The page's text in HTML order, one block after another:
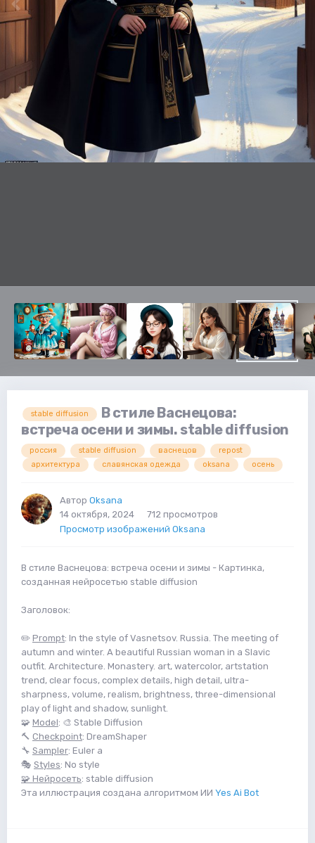
stable diffusion
В стиле Васнецова:
встреча осени и зимы. stable diffusion
россия stable diffusion васнецов
repost
архитектура
славянская одежда oksana осень
Автор Oksana
14 октября, 2024
712 просмотров
Просмотр изображений Oksana
В стиле Васнецова: встреча осени и зимы - Картинка,
созданная нейросетью stable diffusion
Заголовок:
✏️ Prompt: In the style of Vasnetsov. Russia. The meeting of
autumn and winter. A beautiful Russian woman in a Slavic
outfit. Architecture. Monastery. art, watercolor, artstation
trend, clear focus, complex details, high detail, ultra-
sharpness, volume, realism, brightness, three-dimensional
play of light and shadow, sunlight.
🧩 Model: 🎨 Stable Diffusion
🔨 Checkpoint: DreamShaper
🔧 Sampler: Euler a
🎭 Styles: No style
🧩 Нейросеть: stable diffusion
Эта иллюстрация создана алгоритмом ИИ Yes Ai Bot